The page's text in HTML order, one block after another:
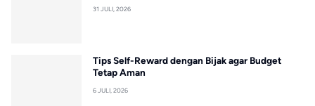
31 JULI, 2026
Tips Self-Reward dengan Bijak agar Budget
Tetap Aman
6 JULI, 2026